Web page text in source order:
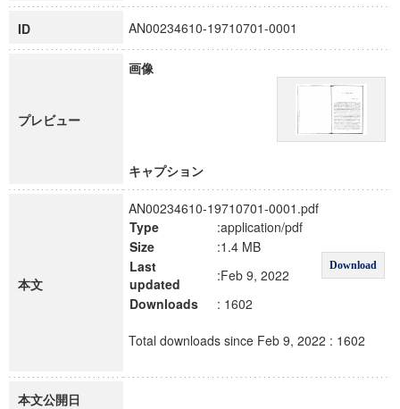
ID AN00234610-19710701-0001
プレビュー
画像
キャプション
本文
AN00234610-19710701-0001.pdf
Type
:application/pdf
Download
Size
:1.4 MB
Last
updated
:Feb 9, 2022
Downloads
: 1602
Total downloads since Feb 9, 2022 : 1602
本文公開日